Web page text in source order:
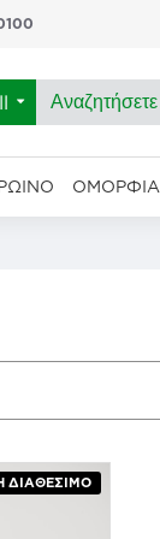
ΟΜΟΡΦΙΆ
ΔΙΑΘΈΣΙΜΟ